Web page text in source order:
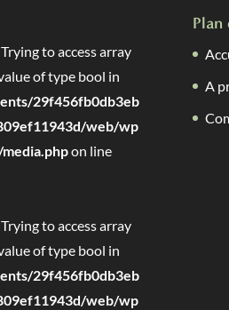
Trying to access array
of type bool in
29f456fb0db3eb
web/wp
on line
Trying to access array
of type bool in
29f456fb0db3eb
web/wp
Plan
A